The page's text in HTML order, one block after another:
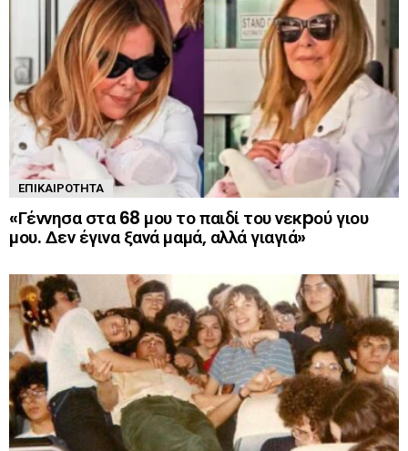
ΕΠΙΚΑΙΡΌΤΗΤΑ
«Γέννησα στα 68 μου το παιδί του νεκpού γιου
μου. Δεν έγινα ξανά μαμά, αλλά γιαγιά»